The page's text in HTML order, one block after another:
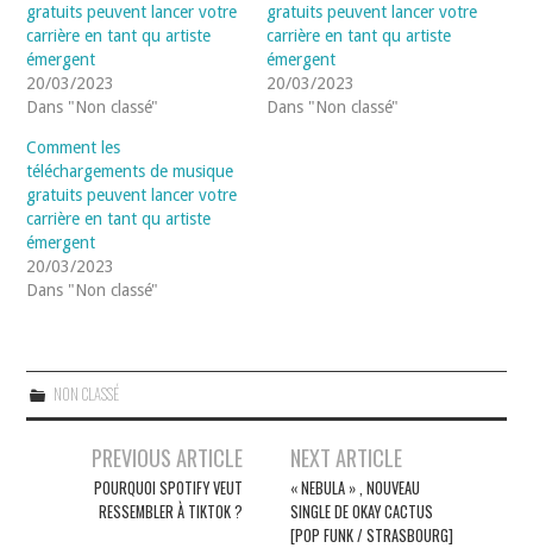
gratuits peuvent lancer votre
carrière en tant qu artiste
émergent
20/03/2023
Dans "Non classé"
gratuits peuvent lancer votre
carrière en tant qu artiste
émergent
20/03/2023
Dans "Non classé"
Comment les
téléchargements de musique
gratuits peuvent lancer votre
carrière en tant qu artiste
émergent
20/03/2023
Dans "Non classé"
NON CLASSÉ
NavigationPREVIOUS ARTICLE
POURQUOI SPOTIFY VEUT
RESSEMBLER À TIKTOK ?
NEXT ARTICLE
« NEBULA » , NOUVEAU
SINGLE DE OKAY CACTUS
[POP FUNK / STRASBOURG]